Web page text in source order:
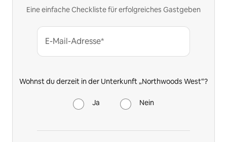
Eine einfache Checkliste für erfolgreiches Gastgeben
E-Mail-Adresse*
Wohnst du derzeit in der Unterkunft „Northwoods West“?
Ja Nein